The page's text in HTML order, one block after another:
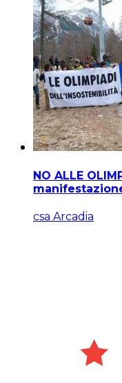
NO ALLE
csa Arcadia